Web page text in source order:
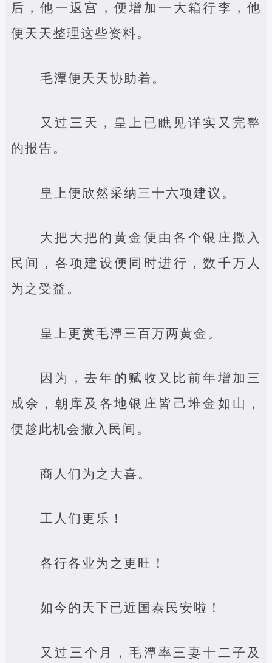
后，他一返宫，便增加一大箱行李，他
便天天整理这些资料。
毛潭便天天协助着。
又过三天，皇上已瞧见详实又完整
的报告。
皇上便欣然采纳三十六项建议。
大把大把的黄金便由各个银庄撒入
民间，各项建设便同时进行，数千万人
为之受益。
皇上更赏毛潭三百万两黄金。
因为，去年的赋收又比前年增加三
成余，朝库及各地银庄皆己堆金如山，
便趁此机会撒入民间。
商人们为之大喜。
工人们更乐！
各行各业为之更旺！
如今的天下已近国泰民安啦！
又过三个月，毛潭率三妻十二子及